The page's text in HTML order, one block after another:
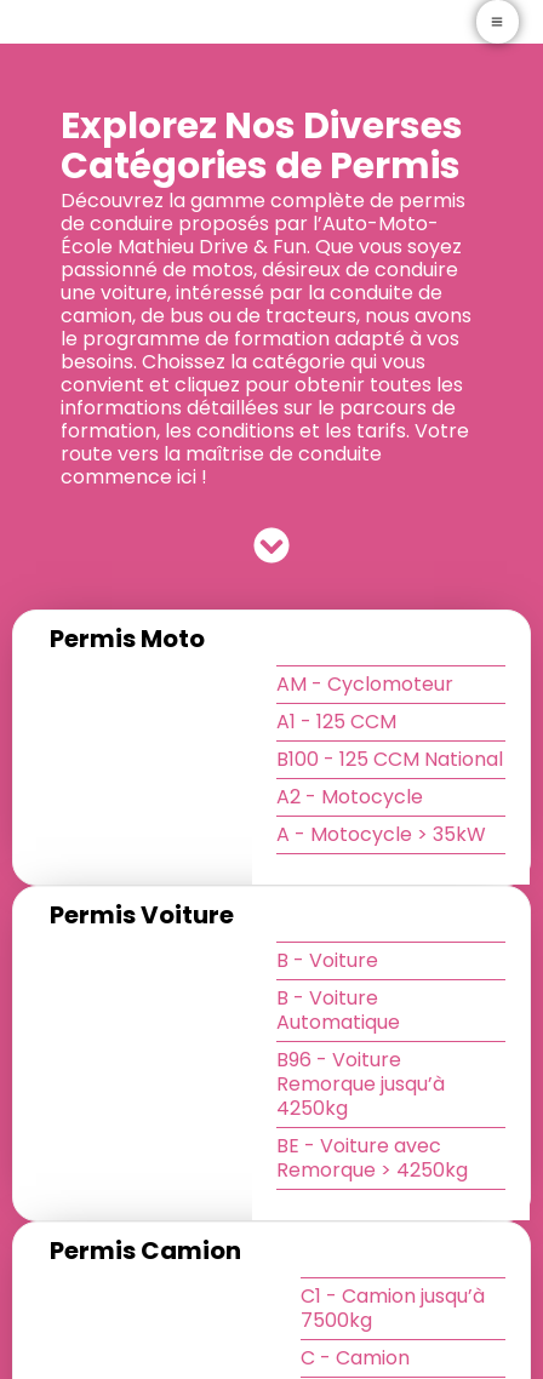
Inhalt
Explorez Nos Diverses
Catégories de Permis
Découvrez la gamme complète de permis
de conduire proposés par l’Auto-Moto-
École Mathieu Drive & Fun. Que vous soyez
passionné de motos, désireux de conduire
une voiture, intéressé par la conduite de
camion, de bus ou de tracteurs, nous avons
le programme de formation adapté à vos
besoins. Choissez la catégorie qui vous
convient et cliquez pour obtenir toutes les
informations détaillées sur le parcours de
formation, les conditions et les tarifs. Votre
route vers la maîtrise de conduite
commence ici !
Permis Moto
AM - Cyclomoteur
A1 - 125 CCM
B100 - 125 CCM National
A2 - Motocycle
A - Motocycle > 35kW
Permis Voiture
B - Voiture
B - Voiture
Automatique
B96 - Voiture
Remorque jusqu’à
4250kg
BE - Voiture avec
Remorque > 4250kg
Permis Camion
C1 - Camion jusqu’à
7500kg
C - Camion